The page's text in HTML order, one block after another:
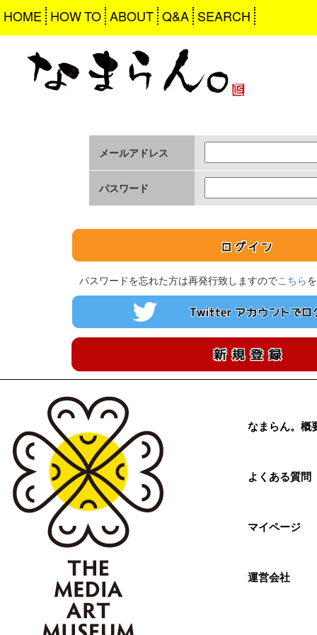
HOME HOW TO ABOUT Q&A SEARCH
メールアドレス
パスワード
パスワードを忘れた方は再発行致しますのでこちら
なまらん。概
よくある質問
マイページ
運営会社